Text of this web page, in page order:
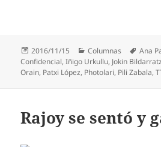
Publicado
el
2016/11/15 Categorías
Columnas Ana
Confidencial,Iñigo Urkullu, Jokin Bildarratz
Orain, Patxi López, Photolari, Pili Zabala,
Rajoy se sentó y